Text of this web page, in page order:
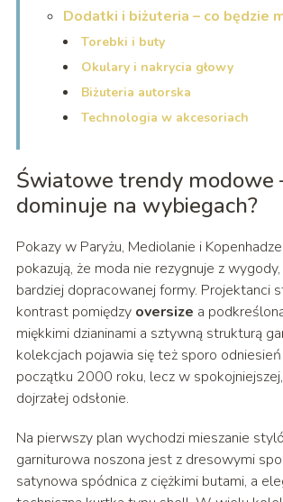
Dodatki i biżuteria – co będzie
Torebki i buty
Okulary i nakrycia głowy
Biżuteria autorska
Technologia w akcesoriach
Światowe trendy modowe
dominuje na wybiegach?
Pokazy w Paryżu, Mediolanie i
pokazują, że moda nie rezygnuje z
bardziej dopracowanej formy. Projektanci
kontrast pomiędzy oversize a
miękkimi dzianinami a sztywną strukturą
kolekcjach pojawia się też sporo
początku 2000 roku, lecz w
dojrzałej odsłonie.
Na pierwszy plan wychodzi mieszanie
garniturowa noszona jest z dresowymi
satynowa spódnica z ciężkimi butami, a